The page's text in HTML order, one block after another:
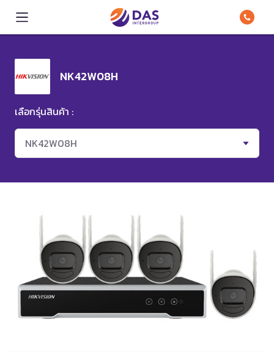
NK42W08H
เลือกรุ่นสินค้า :
NK42W08H